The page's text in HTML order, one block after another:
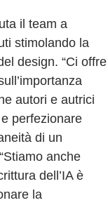
il team a
stimolando la
design. “Ci offre
autori e autrici
perfezionare
di un
anche
dell’IA è
la